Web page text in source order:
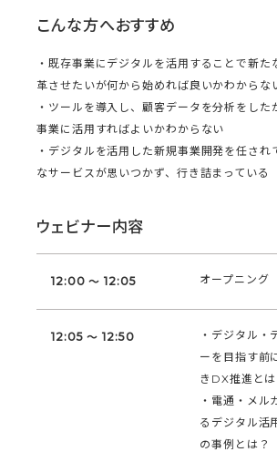
こんな方へおすすめ
・既存事業にデジタルを活用することで新た
革させたいが何から始めれば良いかわからな
・ツールを導入し、顧客データを分析をした
事業に活用すればよいかわからない
・デジタルを活用した新規事業開発を任され
なサービスが思いつかず、行き詰まっている
ウェビナー内容
12:00 ～ 12:05 オープニング
12:05 ～ 12:50
・デジタル・
ーを目指す前
きDX推進とは
・電通・メル
るデジタル活
の事例とは？